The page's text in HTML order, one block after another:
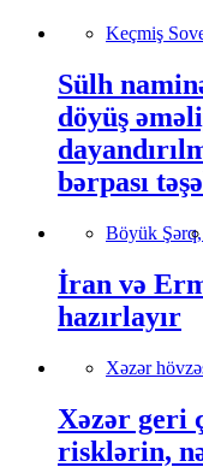
Keçmiş
Sülh
döyüş
bərpası
Böyük Şərq,
İran və
hazırlayır
Xəzər
Xəzər geri
risklərin,